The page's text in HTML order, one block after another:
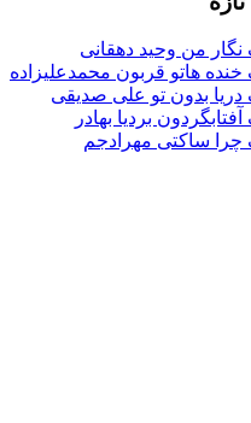
دهقانی
قربون محمدعلیزاده
تو علی صدیقی
بردیا بهادر
مهرادجم